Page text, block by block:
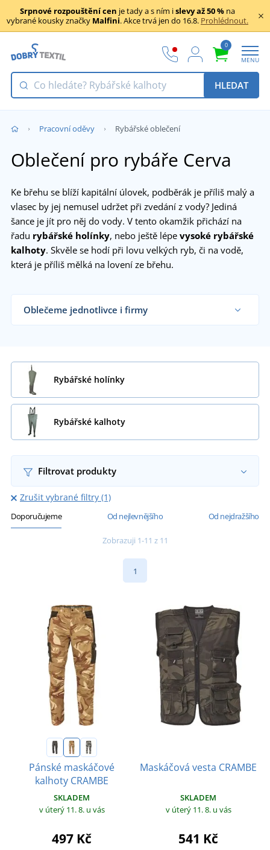
Srpnové rozpouštění cen je tady a s ním islevy až 50 % na
vybrané kousky značky Malfini. Akce trvá jen do 16.8. Prohlédnout.
0
MENU
HLEDAT
Pracovní oděvy Rybářské oblečení
Oblečení pro rybáře Cerva
Ke břehu se blíží kapitální úlovek, podběrák je příliš malý a
vlasec by jej nemusel udržet při zvedání z vody? Jediná
šance je jít pro něj do vody. V tento okamžik přichází na
řadu rybářské holínky, nebo ještě lépe vysoké rybářské
kalhoty. Skvěle se hodí při lovu velkých ryb, či na vodě,
která je příliš mělká na lovení ze břehu.
Oblečeme jednotlivce i firmy
Rybářské holínky
Rybářské kalhoty
Filtrovat produkty
Zrušit vybrané filtry (1)
Doporučujeme Od nejlevnějšího Od nejdražšího
Zobrazuji 1-11 z 11
1
Pánské maskáčové
kalhoty CRAMBE
SKLADEM
v úterý 11. 8. u vás
497 Kč
Maskáčová vesta CRAMBE
SKLADEM
v úterý 11. 8. u vás
541 Kč